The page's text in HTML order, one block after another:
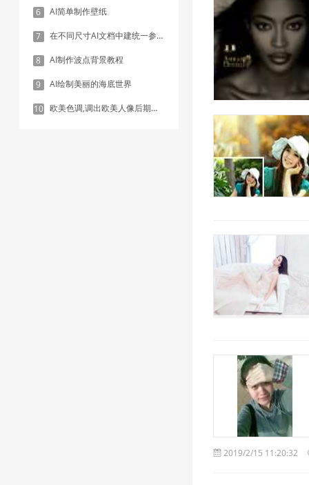
6 AI简单制作壁纸
7 在不同尺寸AI文档中建统一参考线 - 方法1：对齐和分布
8 AI制作波点背景教程
9 AI绘制美丽的海底世界
10 欧美色调,调出欧美人像后期色调实例
2019/2/15 11:20:33
2019/2/15 11:20:32